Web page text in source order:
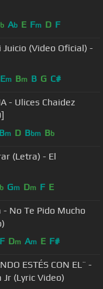
b Ab E Fm D F
(Video Oficial) -
Em Bm B G C#
- Ulices Chaidez
Bm D Bbm Bb
El
b Gm Dm F E
No Te Pido Mucho
F Dm Am E F#
ESTÉS CON EL¨ -
Jr (Lyric Video)